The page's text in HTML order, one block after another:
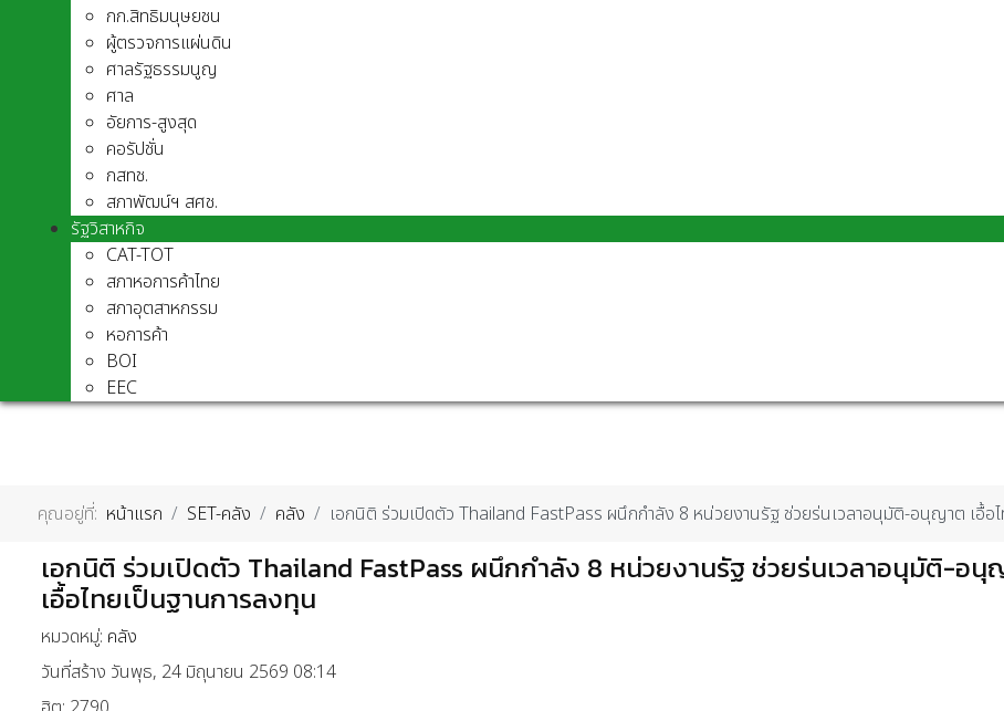
กก.สิทธิมนุษยชน
ผู้ตรวจการแผ่นดิน
ศาลรัฐธรรมนูญ
ศาล
อัยการ-สูงสุด
คอรัปชั่น
กสทช.
สภาพัฒน์ฯ สศช.
รัฐวิสาหกิจ
CAT-TOT
สภาหอการค้าไทย
สภาอุตสาหกรรม
หอการค้า
BOI
EEC
คุณอยู่ที่: หน้าแรก SET-คลัง คลัง เอกนิติ ร่วมเปิดตัว Thailand FastPass ผนึกกำลัง 8 หน่วยงานรัฐ ช่วยร่นเวลาอนุมัติ-อนุญาต เอื้อ
เอกนิติ ร่วมเปิดตัว Thailand FastPass ผนึกกำลัง 8 หน่วยงานรัฐ ช่วยร่นเวลาอนุมัติ-อนุ
เอื้อไทยเป็นฐานการลงทุน
หมวดหมู่: คลัง
วันที่สร้าง วันพุธ, 24 มิถุนายน 2569 08:14